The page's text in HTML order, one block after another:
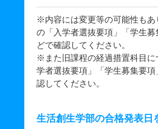
※内容には変更等の可能性もあ
の「入学者選抜要項」「学生募
どで確認してください。
※また旧課程の経過措置科目に
学者選抜要項」「学生募集要項
認してください。
生活創生学部の合格発表日